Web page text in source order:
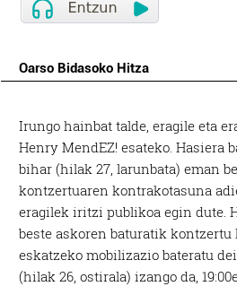
Oarso Bidasoko Hitza
Irungo hainbat talde, eragile eta
Henry MendEZ! esateko. Hasiera
bihar (hilak 27, larunbata) eman
kontzertuaren kontrakotasuna
eragilek iritzi publikoa egin dute.
beste askoren baturatik kontzertu
eskatzeko mobilizazio bateratu
(hilak 26, ostirala) izango da,